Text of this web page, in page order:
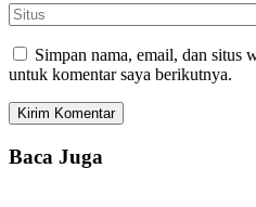
Simpan nama, email, dan situs
untuk komentar saya berikutnya.
Baca Juga